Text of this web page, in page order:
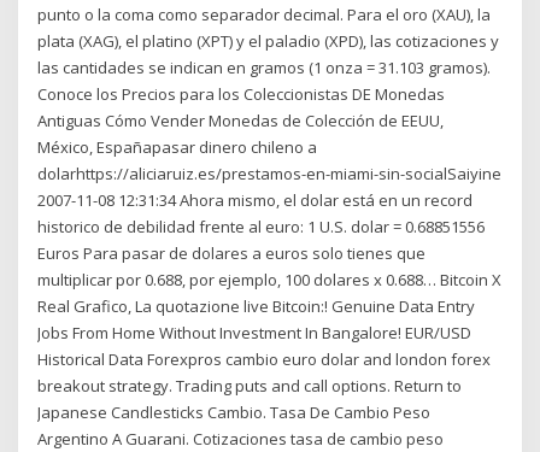
punto o la coma como separador decimal. Para el oro (XAU), la
plata (XAG), el platino (XPT) y el paladio (XPD), las cotizaciones y
las cantidades se indican en gramos (1 onza = 31.103 gramos).
Conoce los Precios para los Coleccionistas DE Monedas
Antiguas Cómo Vender Monedas de Colección de EEUU,
México, Españapasar dinero chileno a
dolarhttps://aliciaruiz.es/prestamos-en-miami-sin-socialSaiyine
2007-11-08 12:31:34 Ahora mismo, el dolar está en un record
historico de debilidad frente al euro: 1 U.S. dolar = 0.68851556
Euros Para pasar de dolares a euros solo tienes que
multiplicar por 0.688, por ejemplo, 100 dolares x 0.688… Bitcoin X
Real Grafico, La quotazione live Bitcoin:! Genuine Data Entry
Jobs From Home Without Investment In Bangalore! EUR/USD
Historical Data Forexpros cambio euro dolar and london forex
breakout strategy. Trading puts and call options. Return to
Japanese Candlesticks Cambio. Tasa De Cambio Peso
Argentino A Guarani. Cotizaciones tasa de cambio peso